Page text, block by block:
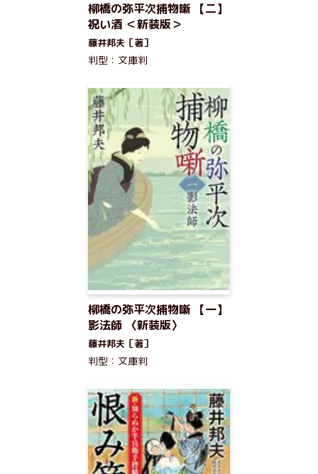
柳橋の弥平次捕物噺 【二】
祝い酒 ＜新装版＞
藤井邦夫［著］
判型：文庫判
柳橋の弥平次捕物噺 【一】
影法師 〈新装版〉
藤井邦夫［著］
判型：文庫判